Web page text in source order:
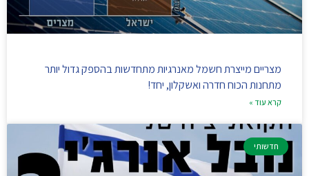
מצריים מייצרת חשמל מאנרגיות מתחדשות בהספק גדול יותר
מתחנות הכוח חדרה ואשקלון, יחד!
קרא עוד »
חדשותי